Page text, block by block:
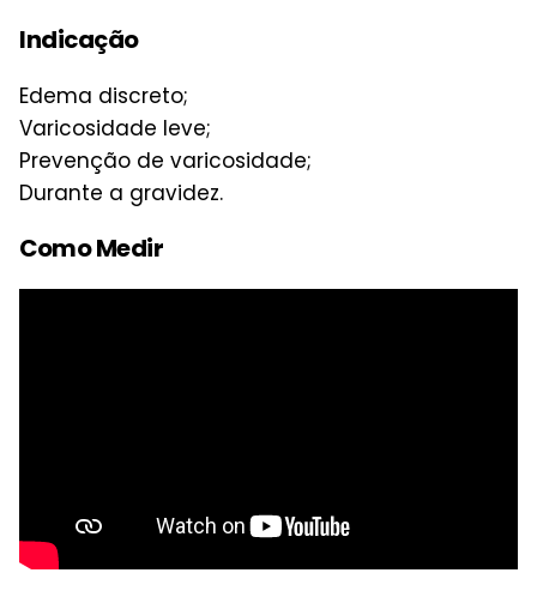
Indicação
Edema discreto;
Varicosidade leve;
Prevenção de varicosidade;
Durante a gravidez.
Como Medir